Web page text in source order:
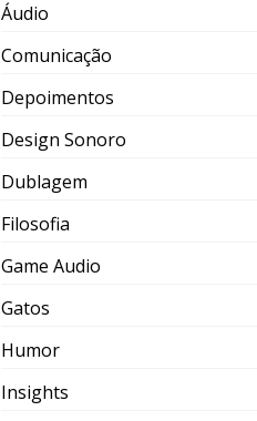
Áudio
Comunicação
Depoimentos
Design Sonoro
Dublagem
Filosofia
Game Audio
Gatos
Humor
Insights